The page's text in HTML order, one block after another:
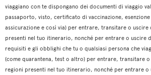
viaggiano con te dispongano dei documenti di viaggio
passaporto, visto, certificato di vaccinazione,
assicurazione e così via) per entrare, transitare o uscire
presenti nel tuo itinerario, nonché per entrare o uscire
requisiti e gli obblighi che tu o qualsiasi persona che
(come quarantena, test o altro) per entrare, transitare
regioni presenti nel tuo itinerario, nonché per entrare o